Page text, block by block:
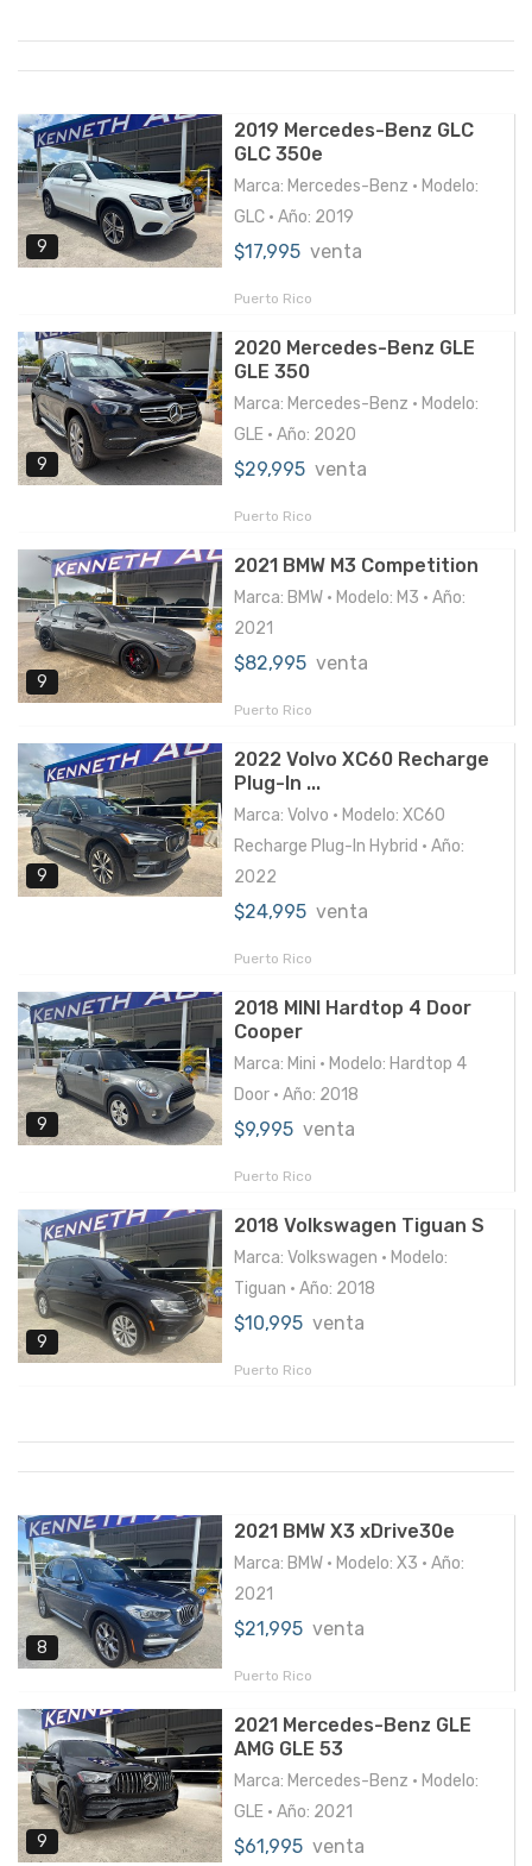
9
2019 Mercedes-Benz GLC
GLC 350e
Marca: Mercedes-Benz • Modelo:
GLC • Año: 2019
$17,995 venta
Puerto Rico
9
2020 Mercedes-Benz GLE
GLE 350
Marca: Mercedes-Benz • Modelo:
GLE • Año: 2020
$29,995 venta
Puerto Rico
9
2021 BMW M3 Competition
Marca: BMW • Modelo: M3 • Año:
2021
$82,995 venta
Puerto Rico
9
2022 Volvo XC60 Recharge
Plug-In ...
Marca: Volvo • Modelo: XC60
Recharge Plug-In Hybrid • Año:
2022
$24,995 venta
Puerto Rico
9
2018 MINI Hardtop 4 Door
Cooper
Marca: Mini • Modelo: Hardtop 4
Door • Año: 2018
$9,995 venta
Puerto Rico
9
2018 Volkswagen Tiguan S
Marca: Volkswagen • Modelo:
Tiguan • Año: 2018
$10,995 venta
Puerto Rico
8
2021 BMW X3 xDrive30e
Marca: BMW • Modelo: X3 • Año:
2021
$21,995 venta
Puerto Rico
9
2021 Mercedes-Benz GLE
AMG GLE 53
Marca: Mercedes-Benz • Modelo:
GLE • Año: 2021
$61,995 venta